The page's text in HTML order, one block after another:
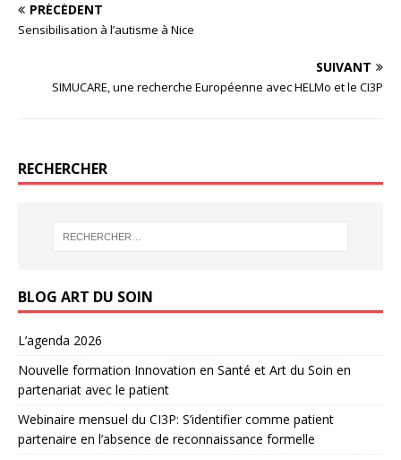
PRÉCÉDENT
Sensibilisation à l’autisme à Nice
SUIVANT
SIMUCARE, une recherche Européenne avec HELMo et le CI3P
RECHERCHER
BLOG ART DU SOIN
L’agenda 2026
Nouvelle formation Innovation en Santé et Art du Soin en
partenariat avec le patient
Webinaire mensuel du CI3P: S’identifier comme patient
partenaire en l’absence de reconnaissance formelle